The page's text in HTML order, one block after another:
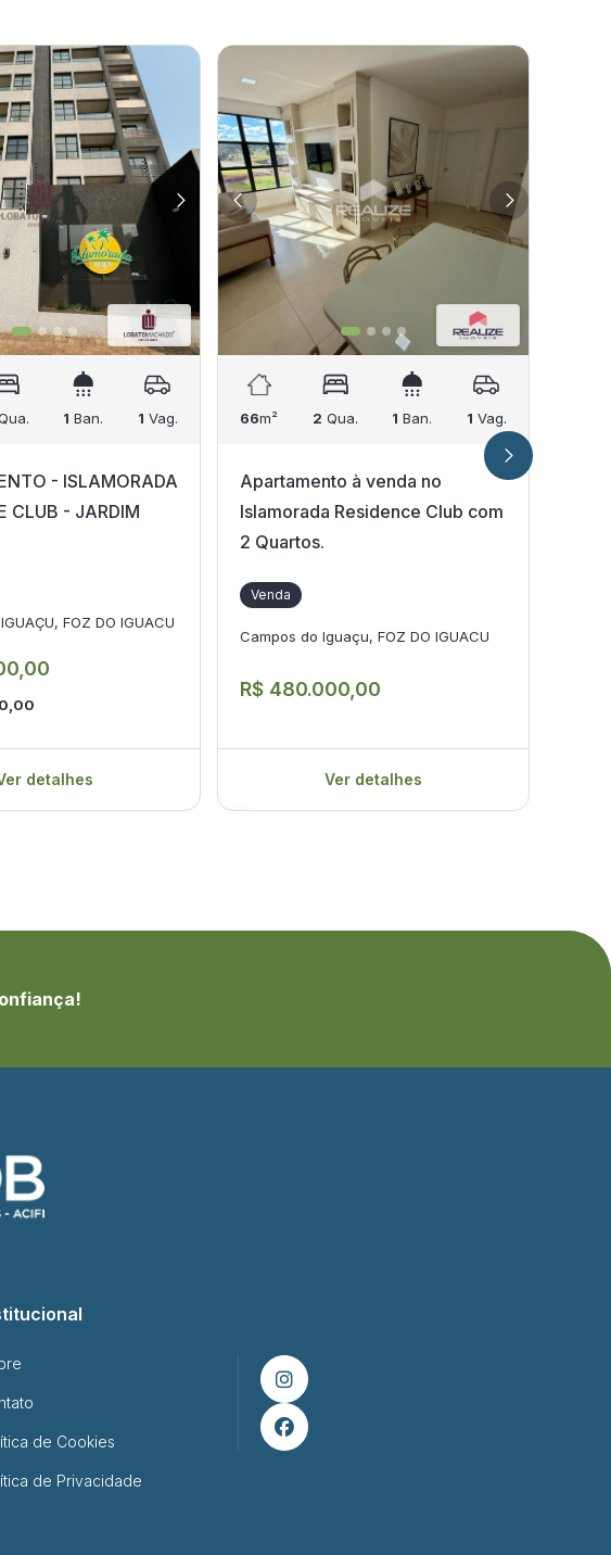
1 Ban. 1 Vag.
- ISLAMORADA
CLUB - JARDIM
FOZ DO IGUACU
detalhes
66m² 2 Qua. 1 Ban. 1 Vag.
Apartamento à venda no
Islamorada Residence Club com
2 Quartos.
Venda
Campos do Iguaçu, FOZ DO IGUACU
R$ 480.000,00
Ver detalhes
de Cookies
de Privacidade

